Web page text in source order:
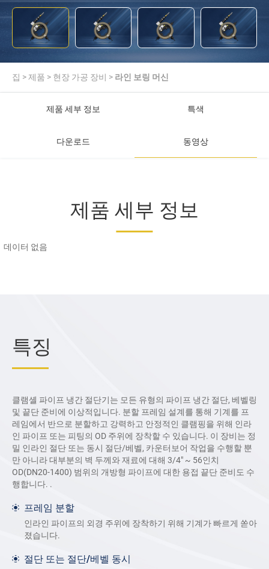
집 >제품 > 현장 가공 장비 > 라인 보링 머신
제품 세부 정보 특색
다운로드 동영상
제품 세부 정보
데이터 없음
특징
클램셸 파이프 냉간 절단기는 모든 유형의 파이프 냉간 절단, 베벨링
및 끝단 준비에 이상적입니다. 분할 프레임 설계를 통해 기계를 프
레임에서 반으로 분할하고 강력하고 안정적인 클램핑을 위해 인라
인 파이프 또는 피팅의 OD 주위에 장착할 수 있습니다. 이 장비는 정
밀 인라인 절단 또는 동시 절단/베벨, 카운터보어 작업을 수행할 뿐
만 아니라 대부분의 벽 두께와 재료에 대해 3/4" ~ 56인치
OD(DN20-1400) 범위의 개방형 파이프에 대한 용접 끝단 준비도 수
행합니다. .
프레임 분할
인라인 파이프의 외경 주위에 장착하기 위해 기계가 빠르게 쏟아
졌습니다.
절단 또는 절단/베벨 동시